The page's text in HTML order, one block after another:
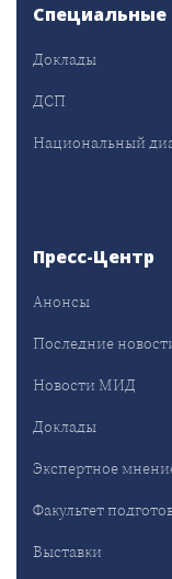
Специальные
Доклады
ДСП
Национальный
Пресс-Центр
Анонсы
Последние
Новости МИД
Доклады
Экспертное
Факультет
Выставки